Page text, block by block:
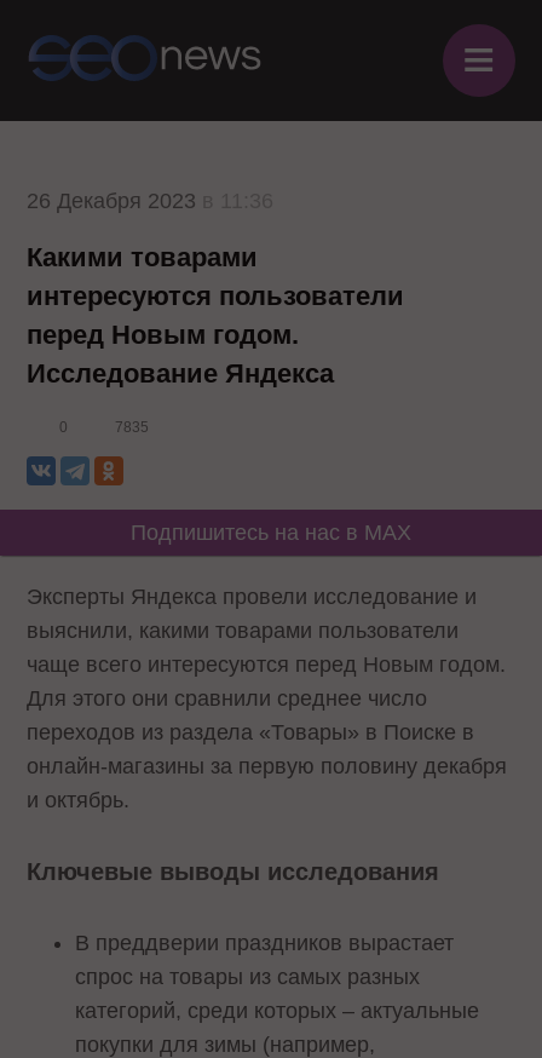
≡
26 Декабря 2023
Какими товарами
интересуются пользователи
перед Новым годом.
Исследование Яндекса
0 7835
Подпишитесь на нас в MAX
Эксперты Яндекса провели исследование и
выяснили, какими товарами пользователи
чаще всего интересуются перед Новым годом.
Для этого они сравнили среднее число
переходов из раздела «Товары» в Поиске в
онлайн-магазины за первую половину декабря
и октябрь.
Ключевые выводы исследования
В преддверии праздников вырастает
спрос на товары из самых разных
категорий, среди которых – актуальные
покупки для зимы (например,